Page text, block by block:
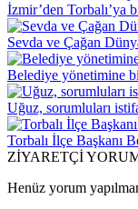
İzmir’den Torbalı’ya
Sevda ve Çağan
Belediye yönetimine
Uğuz, sorumluları
Torbalı İlçe Başkanı
ZİYARETÇİ
Henüz yorum